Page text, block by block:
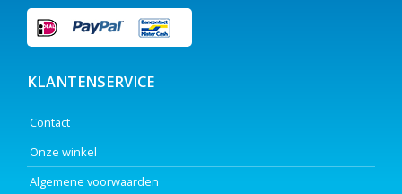
KLANTENSERVICE
Contact
Onze winkel
Algemene voorwaarden